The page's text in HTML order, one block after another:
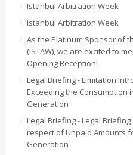
Istanbul Arbitration Week
Istanbul Arbitration Week
As the Platinum Sponsor of
(ISTAW), we are excited to
Opening Reception!
Legal Briefing - Limitation
Exceeding the Consumption
Generation
Legal Briefing - Legal
respect of Unpaid Amounts
Generation